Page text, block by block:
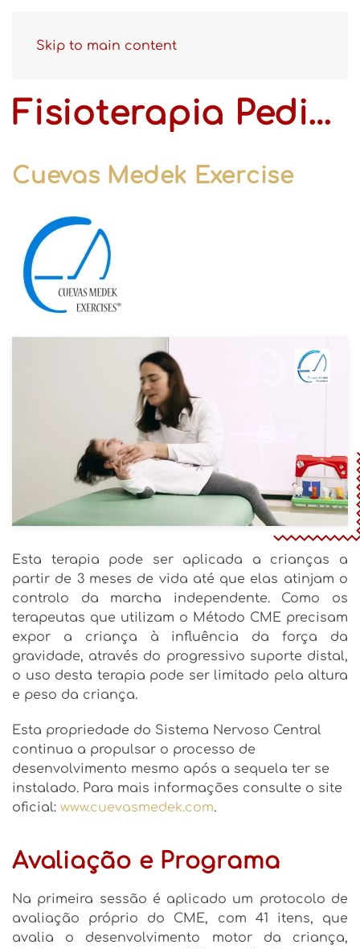
Skip to main content
Fisioterapia Pediátrica
Cuevas Medek Exercise
Esta terapia pode ser aplicada a crianças a
partir de 3 meses de vida até que elas atinjam o
controlo da marcha independente. Como os
terapeutas que utilizam o Método CME precisam
expor a criança à influência da força da
gravidade, através do progressivo suporte distal,
o uso desta terapia pode ser limitado pela altura
e peso da criança.
Esta propriedade do Sistema Nervoso Central
continua a propulsar o processo de
desenvolvimento mesmo após a sequela ter se
instalado. Para mais informações consulte o site
oficial: www.cuevasmedek.com.
Avaliação e Programa
Na primeira sessão é aplicado um protocolo de
avaliação próprio do CME, com 41 itens, que
avalia o desenvolvimento motor da criança,